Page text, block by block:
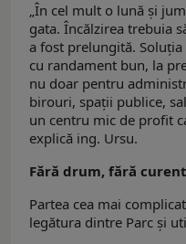
„În cel mult o lună şi
gata. Încălzirea trebuia
a fost prelungită.
cu randament bun, la
nu doar pentru
birouri, spaţii publice,
un centru mic de profit
explică ing. Ursu.
Fără drum, fără
Partea cea mai
legătura dintre Parc şi